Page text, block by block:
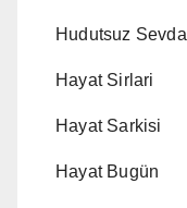
Hudutsuz Sevda
Hayat Sirlari
Hayat Sarkisi
Hayat Bugün